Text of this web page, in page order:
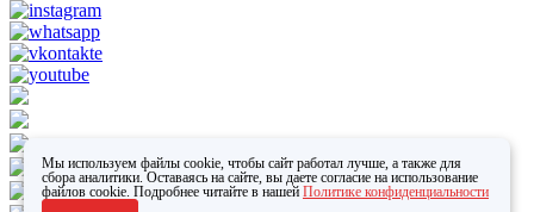
Мы используем файлы cookie, чтобы сайт работал лучше, а также для
сбора аналитики. Оставаясь на сайте, вы даете согласие на использование
файлов cookie. Подробнее читайте в нашей Политике конфиденциальности